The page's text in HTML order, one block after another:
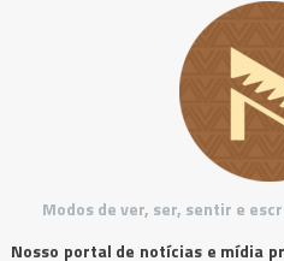
Modos de ver, ser, sentir e
Nosso portal de notícias e mídia